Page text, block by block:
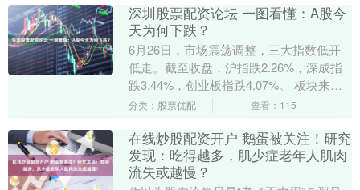
深圳股票配资论坛 一图看懂：A股今
天为何下跌？
6月26日，市场震荡调整，三大指数低开
低走。截至收盘，沪指跌2.26%，深成指
跌3.44%，创业板指跌4.07%。 板块来
看，玻璃基板概念逆势拉升，绿电概念盘
分类：股票优配 查看：115
在线炒股配资开户 鹅蛋被关注！研究
发现：吃得越多，肌少症老年人肌肉
流失或越慢？